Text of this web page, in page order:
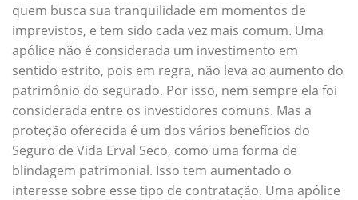
quem busca sua tranquilidade em momentos de
imprevistos, e tem sido cada vez mais comum. Uma
apólice não é considerada um investimento em
sentido estrito, pois em regra, não leva ao aumento do
patrimônio do segurado. Por isso, nem sempre ela foi
considerada entre os investidores comuns. Mas a
proteção oferecida é um dos vários benefícios do
Seguro de Vida Erval Seco, como uma forma de
blindagem patrimonial. Isso tem aumentado o
interesse sobre esse tipo de contratação. Uma apólice